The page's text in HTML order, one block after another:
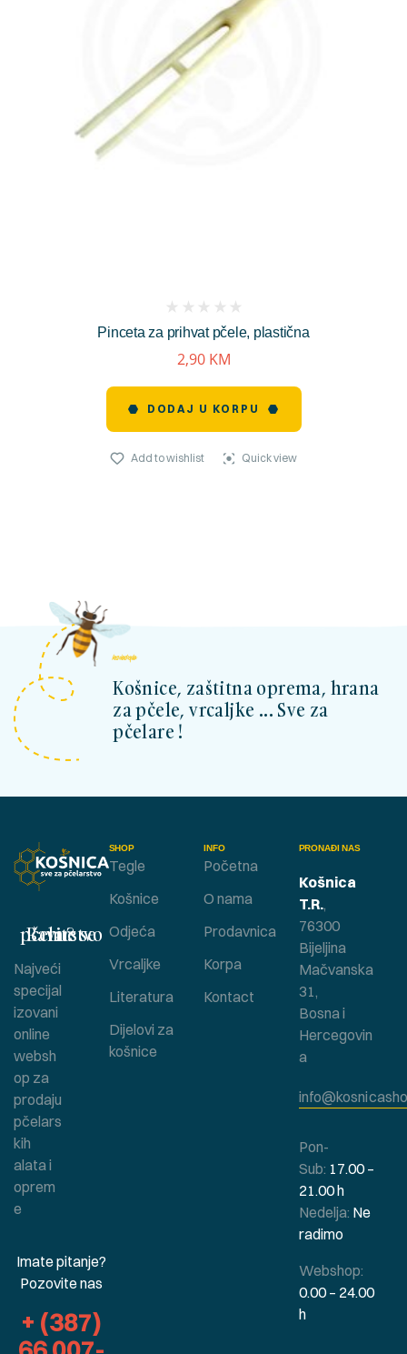
Pinceta za prihvat pčele, plastična
reviews)
2,90 KM
DODAJ U KORPU
Add to wishlist Quick view
kosnicashop.ba
Košnice, zaštitna oprema, hrana
za pčele, vrcaljke ... Sve za
pčelare !
SHOP
Tegle
Košnice
Odjeća
Vrcaljke
Literatura
Dijelovi za
košnice
INFO
Početna
O nama
Prodavnica
Korpa
Kontact
Bavite se pčelarstvom ?
Najveći
specijal
izovani
online
websh
op za
prodaju
pčelars
kih
alata i
oprem
e
Imate pitanje?
Pozovite nas
+ (387)
PRONAĐI NAS
Košnica
T.R.,
76300
Bijeljina
Mačvanska
31,
Bosna i
Hercegovin
a
Pon-
Sub: 17.00 –
21.00 h
Nedelja: Ne
radimo
Webshop:
0.00 – 24.00
h